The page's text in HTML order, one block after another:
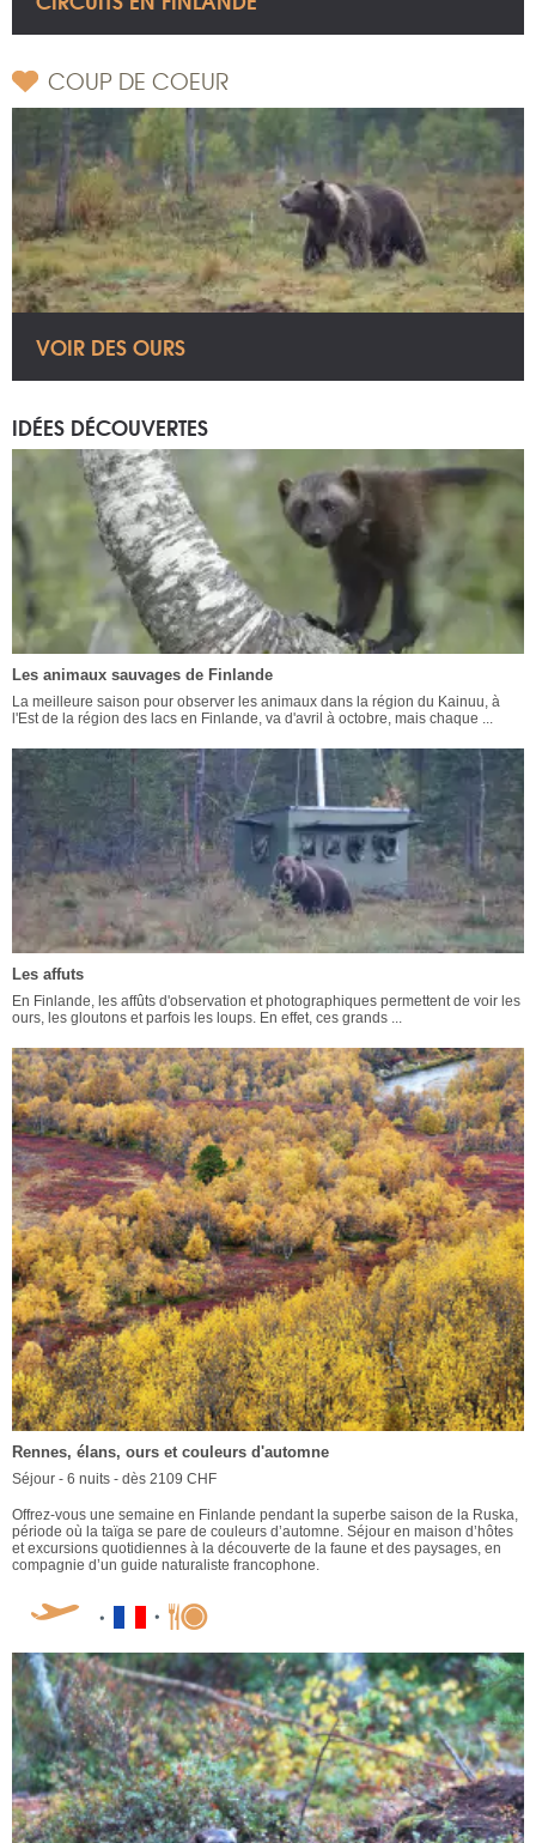
COUP DE COEUR
VOIR DES OURS
IDÉES DÉCOUVERTES
Les animaux sauvages de Finlande
La meilleure saison pour observer les animaux dans la région du Kainuu, à
l'Est de la région des lacs en Finlande, va d'avril à octobre, mais chaque ...
Les affuts
En Finlande, les affûts d'observation et photographiques permettent de voir les
ours, les gloutons et parfois les loups. En effet, ces grands ...
Rennes, élans, ours et couleurs d'automne
Séjour - 6 nuits - dès 2109 CHF
Offrez-vous une semaine en Finlande pendant la superbe saison de la Ruska,
période où la taïga se pare de couleurs d’automne. Séjour en maison d’hôtes
et excursions quotidiennes à la découverte de la faune et des paysages, en
compagnie d’un guide naturaliste francophone.